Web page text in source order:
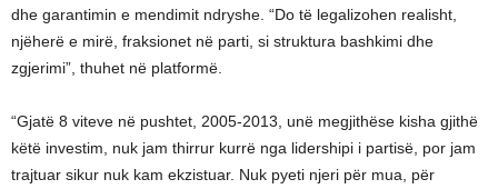
dhe garantimin e mendimit ndryshe. “Do të legalizohen realisht,
njëherë e mirë, fraksionet në parti, si struktura bashkimi dhe
zgjerimi”, thuhet në platformë.
“Gjatë 8 viteve në pushtet, 2005-2013, unë megjithëse kisha gjithë
këtë investim, nuk jam thirrur kurrë nga lidershipi i partisë, por jam
trajtuar sikur nuk kam ekzistuar. Nuk pyeti njeri për mua, për